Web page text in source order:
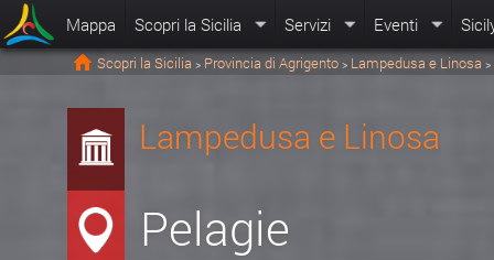
Mappa Scopri la Sicilia Servizi Eventi
Scopri la Sicilia > Provincia di Agrigento > Lampedusa e Linosa >
Lampedusa e Linosa
Pelagie